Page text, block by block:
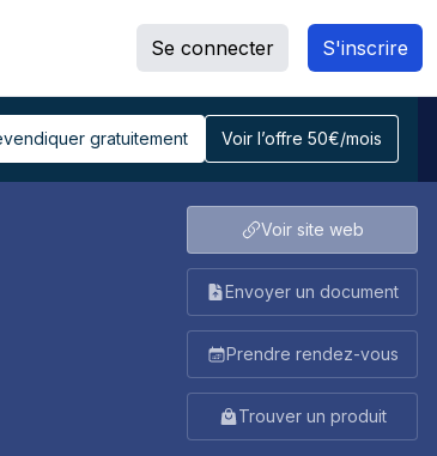
Se connecter S'inscrire
gratuitement Voir l’offre 50€/mois
Voir site web
Envoyer un document
Prendre rendez-vous
Trouver un produit